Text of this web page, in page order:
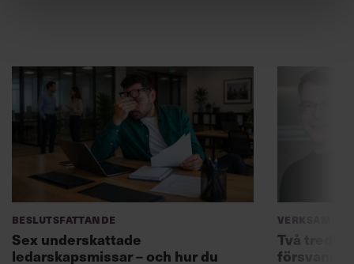
Beslutsfattande
Sex underskattade
ledarskapsmissar – och hur du
undviker dem
försvann